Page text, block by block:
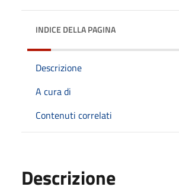
INDICE DELLA PAGINA
Descrizione
A cura di
Contenuti correlati
Descrizione